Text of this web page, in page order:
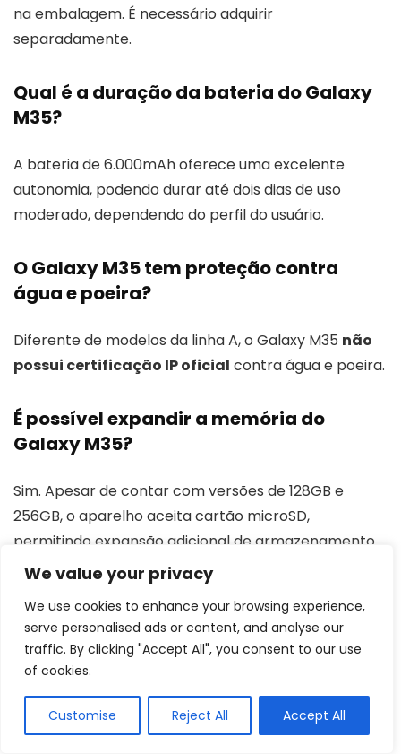
We value your privacy
We use cookies to enhance your browsing experience,
serve personalised ads or content, and analyse our
traffic. By clicking "Accept All", you consent to our use
of cookies.
Customise Reject All Accept All
na embalagem. É necessário adquirir
separadamente.
Qual é a duração da bateria do Galaxy
M35?
A bateria de 6.000mAh oferece uma excelente
autonomia, podendo durar até dois dias de uso
moderado, dependendo do perfil do usuário.
O Galaxy M35 tem proteção contra
água e poeira?
Diferente de modelos da linha A, o Galaxy M35 não
possui certificação IP oficial contra água e poeira.
É possível expandir a memória do
Galaxy M35?
Sim. Apesar de contar com versões de 128GB e
256GB, o aparelho aceita cartão microSD,
permitindo expansão adicional de armazenamento.
Comprar Galaxy M35
Veja artigos relacionados